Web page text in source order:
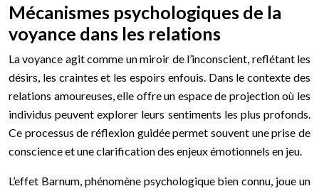
Mécanismes psychologiques de la
voyance dans les relations
La voyance agit comme un miroir de l’inconscient, reflétant les
désirs, les craintes et les espoirs enfouis. Dans le contexte des
relations amoureuses, elle offre un espace de projection où les
individus peuvent explorer leurs sentiments les plus profonds.
Ce processus de réflexion guidée permet souvent une prise de
conscience et une clarification des enjeux émotionnels en jeu.
L’effet Barnum, phénomène psychologique bien connu, joue un